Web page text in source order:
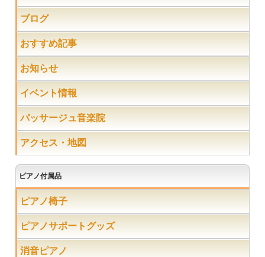
ブログ
おすすめ記事
お知らせ
イベント情報
パッサージュ音楽院
アクセス・地図
ピアノ付属品
ピアノ椅子
ピアノサポートグッズ
消音ピアノ